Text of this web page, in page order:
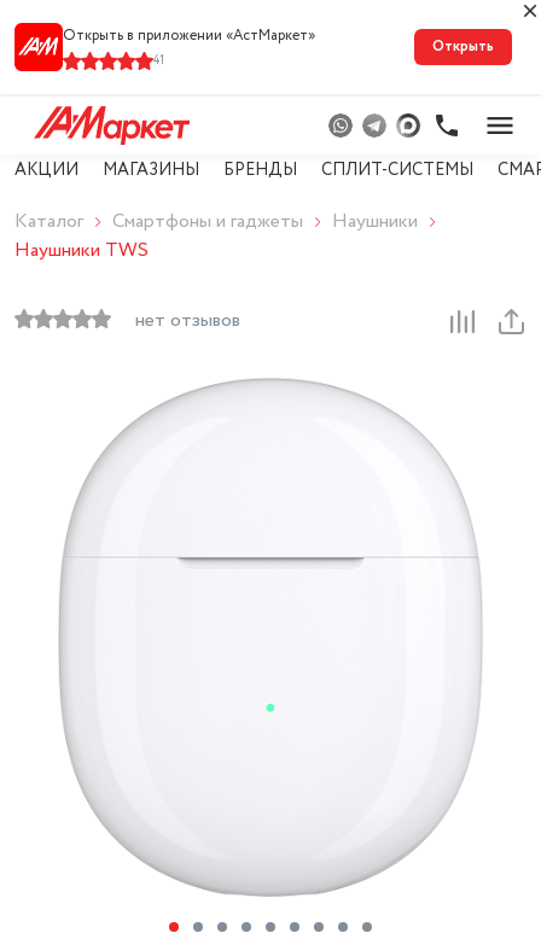
Открыть в приложении «АстМарке‪т‬»
41
Открыть
АКЦИИ МАГАЗИНЫ БРЕНДЫ СПЛИТ-СИСТЕМЫ
Каталог Смартфоны и гаджеты
Наушники
Наушники TWS
нет отзывов